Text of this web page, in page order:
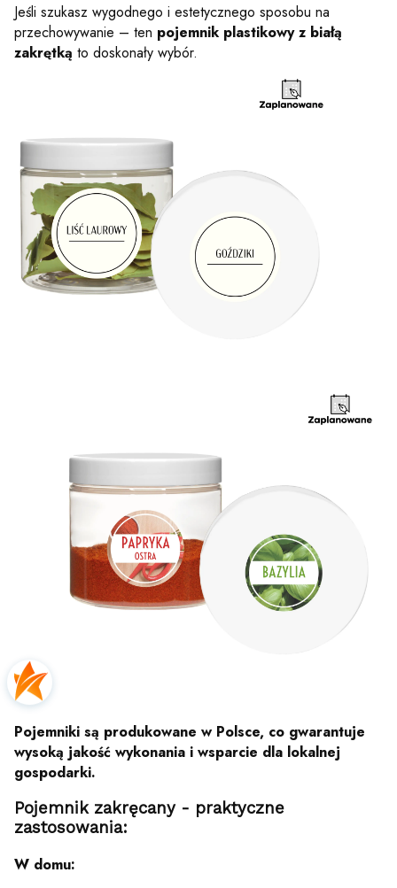
Jeśli szukasz wygodnego i estetycznego sposobu na
przechowywanie – ten pojemnik plastikowy z białą
zakrętką to doskonały wybór.
Pojemniki są produkowane w Polsce, co gwarantuje
wysoką jakość wykonania i wsparcie dla lokalnej
gospodarki.
Pojemnik zakręcany - praktyczne
zastosowania:
W domu: